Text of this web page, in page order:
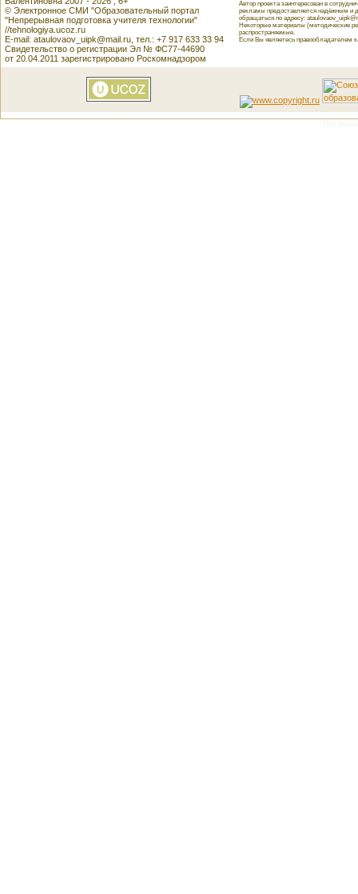
© Электронное СМИ "Образовательный портал
"Непрерывная подготовка учителя технологии"
//tehnologiya.ucoz.ru
E-mail: ataulovaov_uipk@mail.ru, тел.: +7 917 633 33 94
Свидетельство о регистрации Эл № ФС77-44690
от 20.04.2011 зарегистрировано Роскомнадзором
Автор проекта заинтересован в
рекламы предоставляется надёжным и
обращаться по адресу:
Некоторые материалы (методические
распространяемые.
Если Вы являетесь правообладателем